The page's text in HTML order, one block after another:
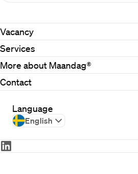
Vacancy
Services
More about Maandag®
Contact
Language
English